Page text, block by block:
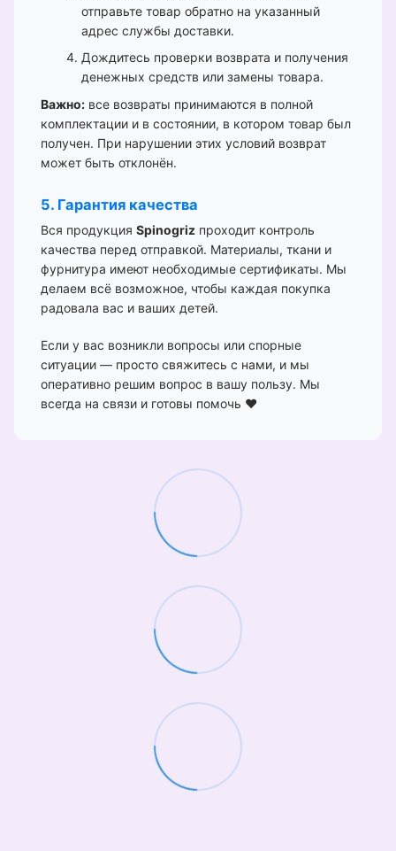
отправьте товар обратно на указанный
адрес службы доставки.
Дождитесь проверки возврата и получения
денежных средств или замены товара.
Важно: все возвраты принимаются в полной
комплектации и в состоянии, в котором товар был
получен. При нарушении этих условий возврат
может быть отклонён.
5. Гарантия качества
Вся продукция Spinogriz проходит контроль
качества перед отправкой. Материалы, ткани и
фурнитура имеют необходимые сертификаты. Мы
делаем всё возможное, чтобы каждая покупка
радовала вас и ваших детей.
Если у вас возникли вопросы или спорные
ситуации — просто свяжитесь с нами, и мы
оперативно решим вопрос в вашу пользу. Мы
всегда на связи и готовы помочь ❤️